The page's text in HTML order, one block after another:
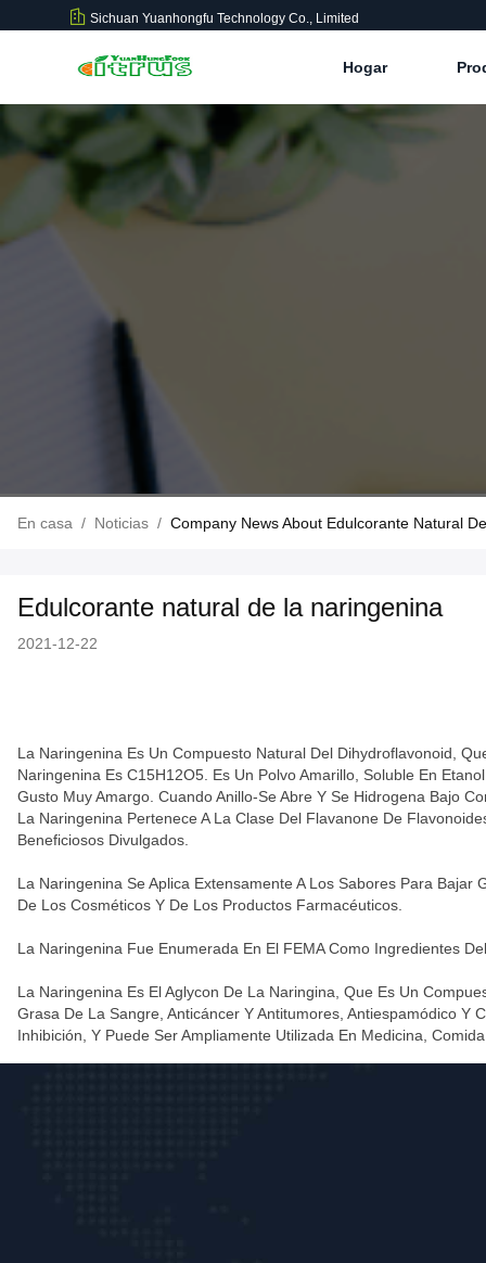
Sichuan Yuanhongfu Technology Co., Limited
Hogar
En casa / Noticias / Company News About Edulcorante Natural
Edulcorante natural de la naringenina
2021-12-22
La Naringenina Es Un Compuesto Natural Del Dihydroflavonoid,
Naringenina Es C15H12O5. Es Un Polvo Amarillo, Soluble En
Gusto Muy Amargo. Cuando Anillo-Se Abre Y Se Hidrogena Bajo
La Naringenina Pertenece A La Clase Del Flavanone De
Beneficiosos Divulgados.
La Naringenina Se Aplica Extensamente A Los Sabores Para
De Los Cosméticos Y De Los Productos Farmacéuticos.
La Naringenina Fue Enumerada En El FEMA Como Ingredientes
La Naringenina Es El Aglycon De La Naringina, Que Es Un
Grasa De La Sangre, Anticáncer Y Antitumores, Antiespamódico
Inhibición, Y Puede Ser Ampliamente Utilizada En Medicina,